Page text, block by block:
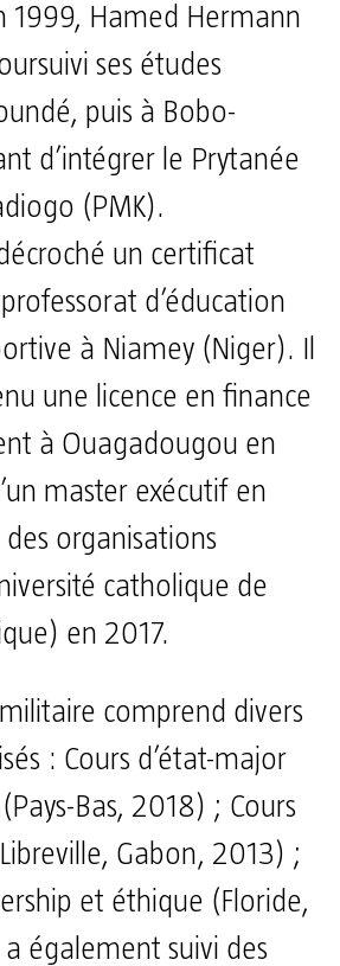
1999, Hamed Hermann
ses études
puis à Bobo-
d’intégrer le Prytanée
(PMK).
un certificat
d’éducation
à Niamey (Niger). Il
une licence en finance
à Ouagadougou en
master exécutif en
organisations
catholique de
en 2017.
comprend divers
: Cours d’état-major
Bas, 2018) ; Cours
Gabon, 2013) ;
et éthique (Floride,
également suivi des